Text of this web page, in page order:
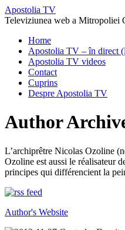
Apostolia TV
Televiziunea web a Mitropoliei
Home
Apostolia TV – în direct
Apostolia TV videos
Contact
Cuprins
Despre Apostolia TV
Author
L’archiprêtre Nicolas Ozoline
Ozoline est aussi le réalisateur
principes qui différencient la
Author's Website